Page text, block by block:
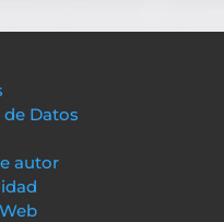
Datos
autor